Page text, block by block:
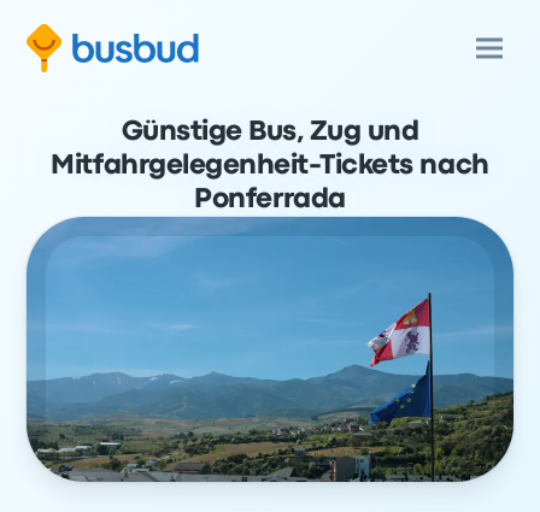
Günstige Bus, Zug und
Mitfahrgelegenheit-Tickets nach
Ponferrada